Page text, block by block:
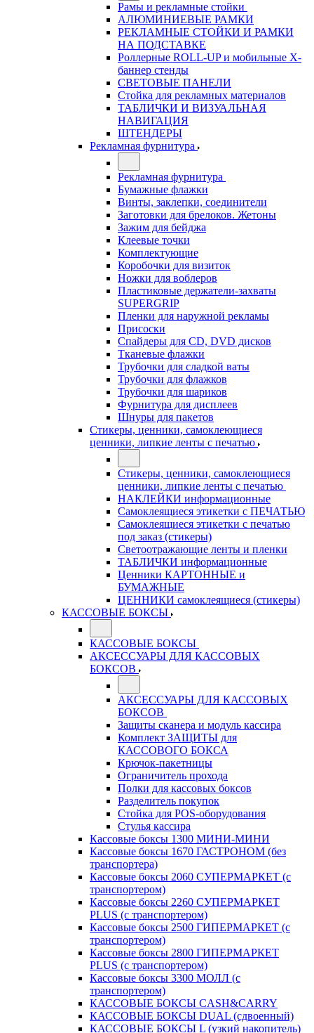
Рамы и рекламные стойки
АЛЮМИНИЕВЫЕ РАМКИ
РЕКЛАМНЫЕ СТОЙКИ И РАМКИ
НА ПОДСТАВКЕ
Роллерные ROLL-UP и мобильные X-
баннер стенды
СВЕТОВЫЕ ПАНЕЛИ
Стойка для рекламных материалов
ТАБЛИЧКИ И ВИЗУАЛЬНАЯ
НАВИГАЦИЯ
ШТЕНДЕРЫ
Рекламная фурнитура
Рекламная фурнитура
Бумажные флажки
Винты, заклепки, соединители
Заготовки для брелоков. Жетоны
Зажим для бейджа
Клеевые точки
Комплектующие
Коробочки для визиток
Ножки для воблеров
Пластиковые держатели-захваты
SUPERGRIP
Пленки для наружной рекламы
Присоски
Спайдеры для CD, DVD дисков
Тканевые флажки
Трубочки для сладкой ваты
Трубочки для флажков
Трубочки для шариков
Фурнитура для дисплеев
Шнуры для пакетов
Стикеры, ценники, самоклеющиеся
ценники, липкие ленты с печатью
Стикеры, ценники, самоклеющиеся
ценники, липкие ленты с печатью
НАКЛЕЙКИ информационные
Самоклеящиеся этикетки с ПЕЧАТЬЮ
Самоклеящиеся этикетки с печатью
под заказ (стикеры)
Светоотражающие ленты и пленки
ТАБЛИЧКИ информационные
Ценники КАРТОННЫЕ и
БУМАЖНЫЕ
ЦЕННИКИ самоклеящиеся (стикеры)
КАССОВЫЕ БОКСЫ
КАССОВЫЕ БОКСЫ
АКСЕССУАРЫ ДЛЯ КАССОВЫХ
БОКСОВ
АКСЕССУАРЫ ДЛЯ КАССОВЫХ
БОКСОВ
Защиты сканера и модуль кассира
Комплект ЗАЩИТЫ для
КАССОВОГО БОКСА
Крючок-пакетницы
Ограничитель прохода
Полки для кассовых боксов
Разделитель покупок
Стойка для POS-оборудования
Стулья кассира
Кассовые боксы 1300 МИНИ-МИНИ
Кассовые боксы 1670 ГАСТРОНОМ (без
транспортера)
Кассовые боксы 2060 СУПЕРМАРКЕТ (с
транспортером)
Кассовые боксы 2260 СУПЕРМАРКЕТ
PLUS (с транспортером)
Кассовые боксы 2500 ГИПЕРМАРКЕТ (с
транспортером)
Кассовые боксы 2800 ГИПЕРМАРКЕТ
PLUS (с транспортером)
Кассовые боксы 3300 МОЛЛ (с
транспортером)
КАССОВЫЕ БОКСЫ CASH&CARRY
КАССОВЫЕ БОКСЫ DUAL (сдвоенный)
КАССОВЫЕ БОКСЫ L (узкий накопитель)